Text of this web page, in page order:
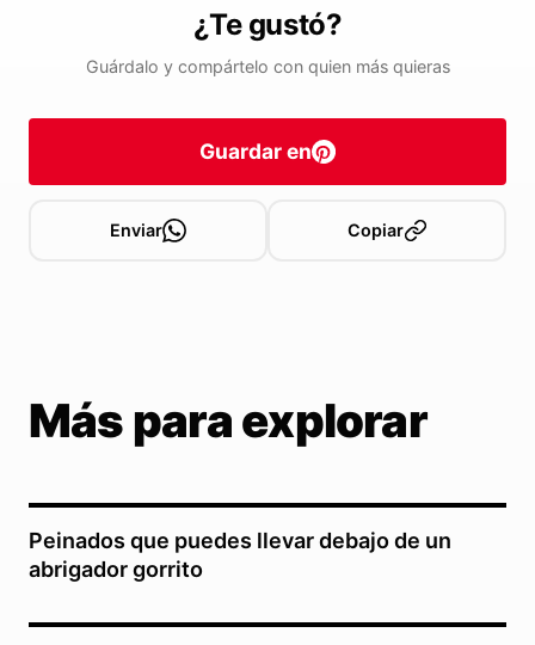
¿Te gustó?
Guárdalo y compártelo con quien más quieras
Guardar en
Enviar Copiar
Más para explorar
Peinados que puedes llevar debajo de un
abrigador gorrito